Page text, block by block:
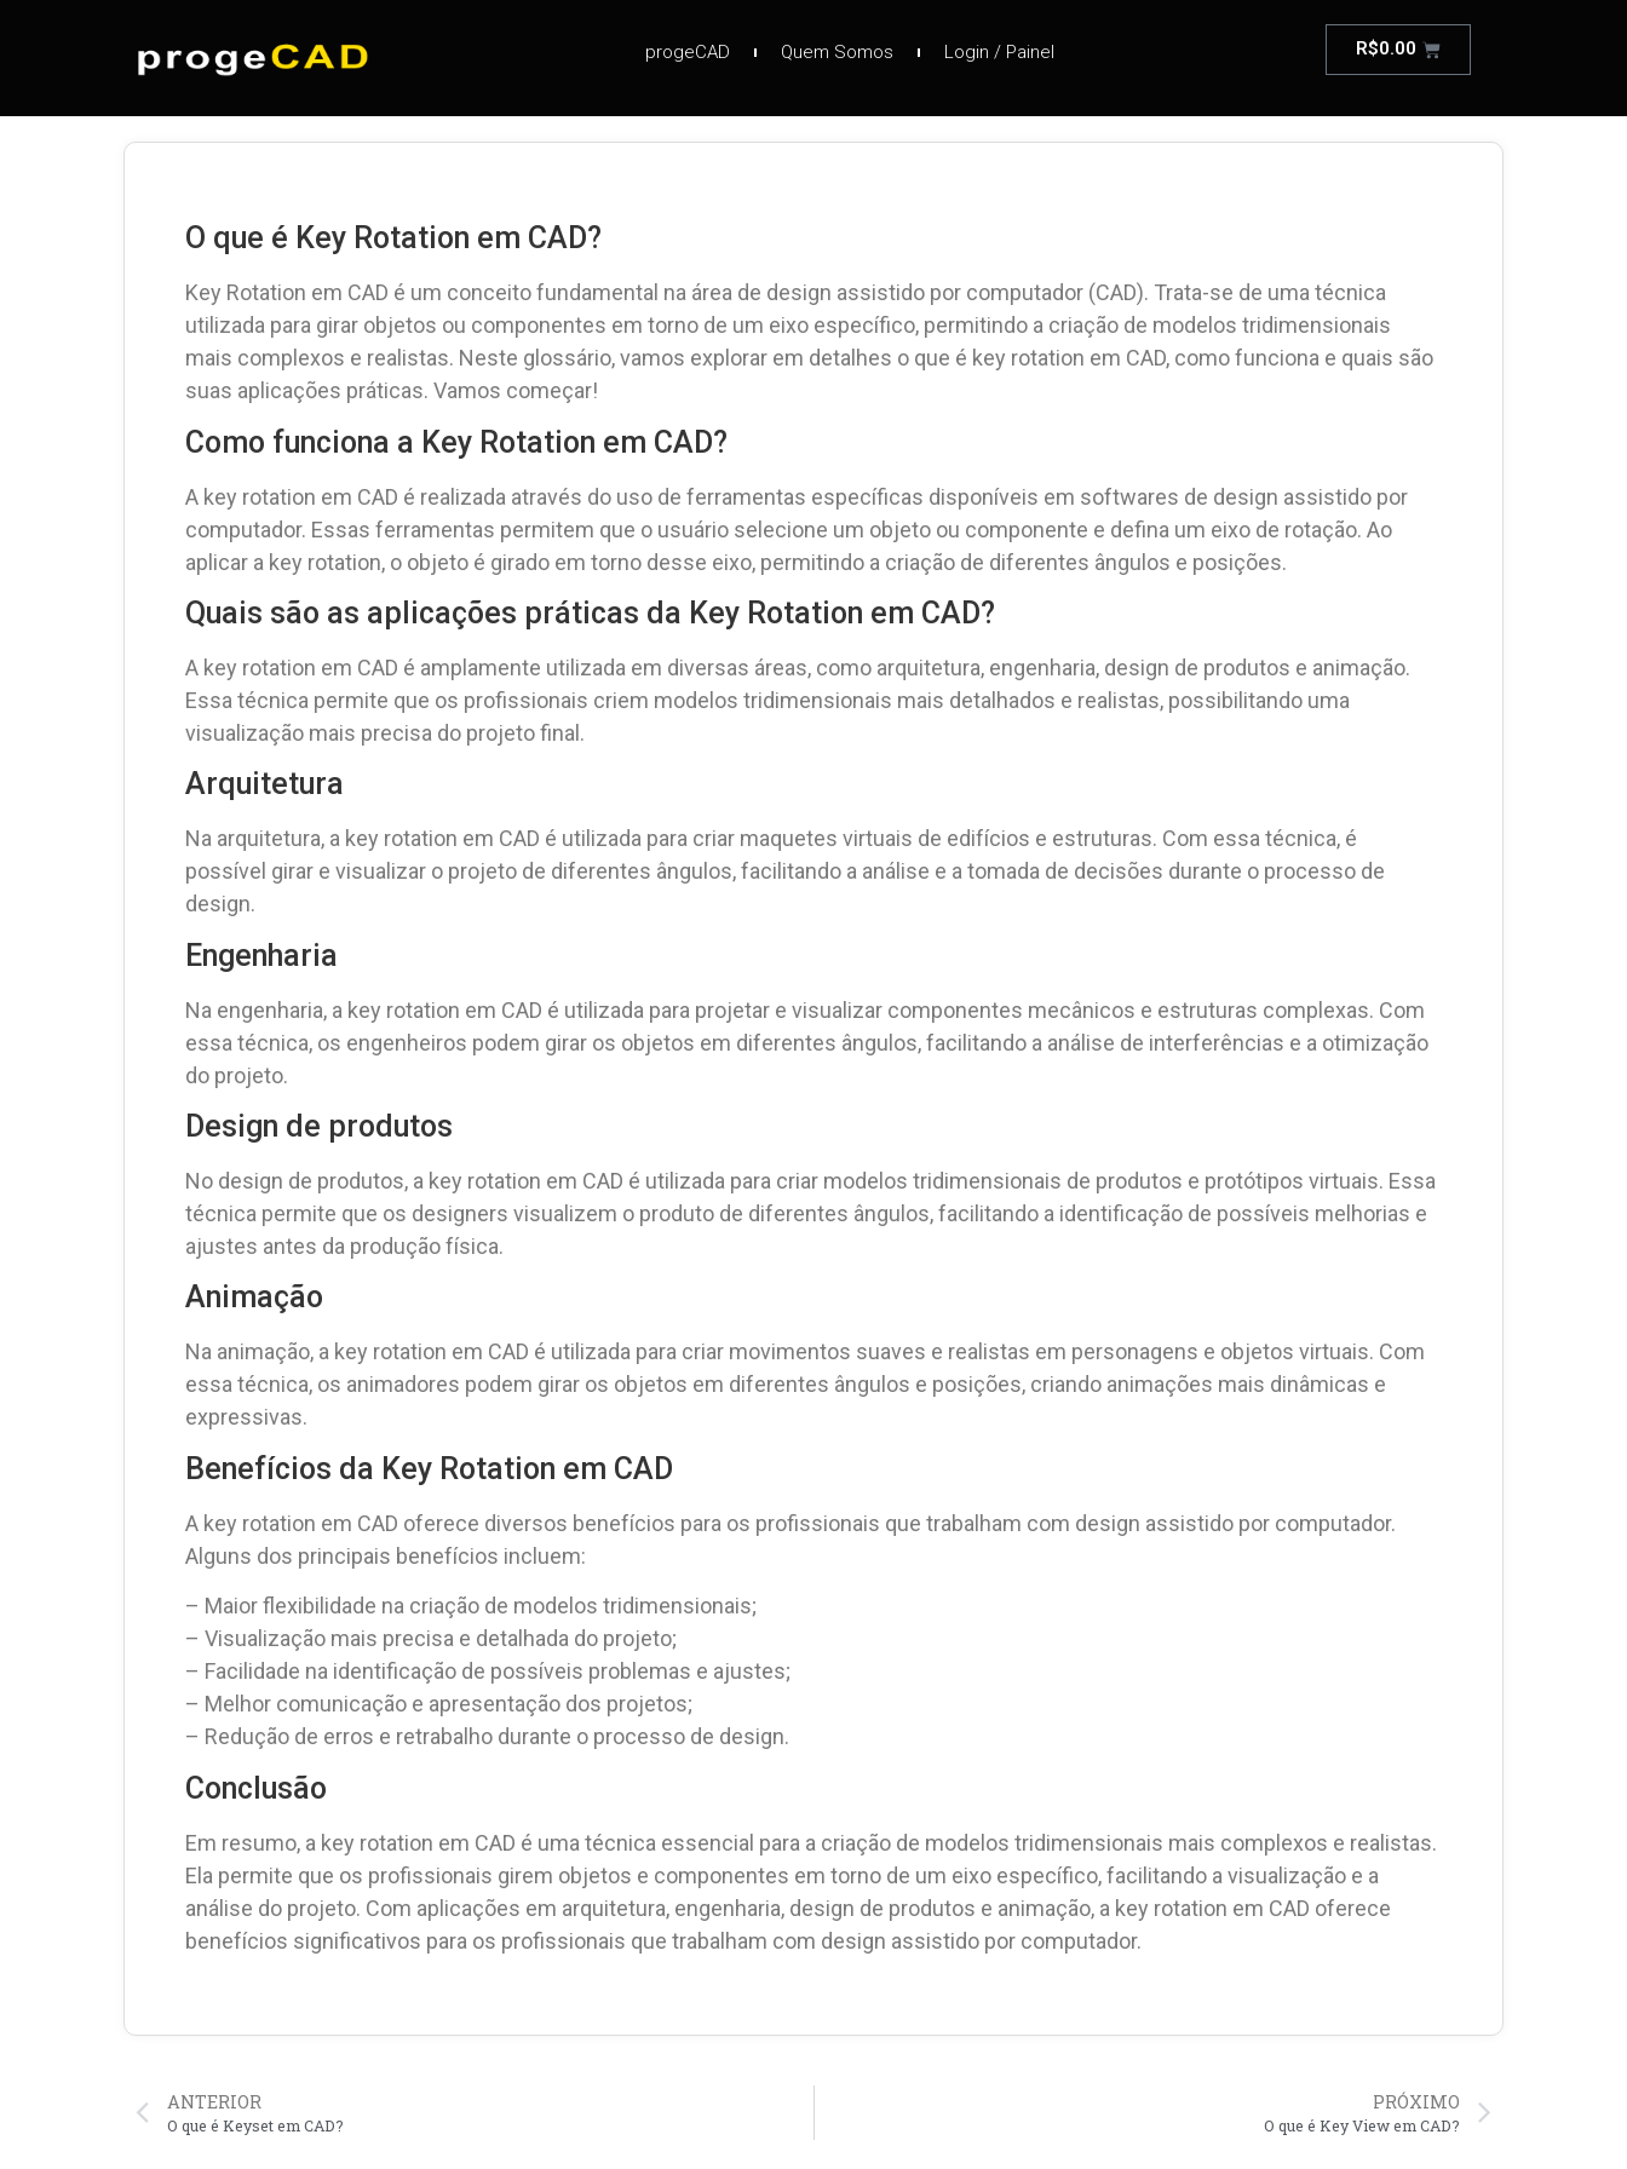
progeCAD Quem Somos Login / Painel R$0.00
O que é Key Rotation em CAD?
Key Rotation em CAD é um conceito fundamental na área de design assistido por computador (CAD). Trata-se de uma técnica
utilizada para girar objetos ou componentes em torno de um eixo específico, permitindo a criação de modelos tridimensionais
mais complexos e realistas. Neste glossário, vamos explorar em detalhes o que é key rotation em CAD, como funciona e quais são
suas aplicações práticas. Vamos começar!
Como funciona a Key Rotation em CAD?
A key rotation em CAD é realizada através do uso de ferramentas específicas disponíveis em softwares de design assistido por
computador. Essas ferramentas permitem que o usuário selecione um objeto ou componente e defina um eixo de rotação. Ao
aplicar a key rotation, o objeto é girado em torno desse eixo, permitindo a criação de diferentes ângulos e posições.
Quais são as aplicações práticas da Key Rotation em CAD?
A key rotation em CAD é amplamente utilizada em diversas áreas, como arquitetura, engenharia, design de produtos e animação.
Essa técnica permite que os profissionais criem modelos tridimensionais mais detalhados e realistas, possibilitando uma
visualização mais precisa do projeto final.
Arquitetura
Na arquitetura, a key rotation em CAD é utilizada para criar maquetes virtuais de edifícios e estruturas. Com essa técnica, é
possível girar e visualizar o projeto de diferentes ângulos, facilitando a análise e a tomada de decisões durante o processo de
design.
Engenharia
Na engenharia, a key rotation em CAD é utilizada para projetar e visualizar componentes mecânicos e estruturas complexas. Com
essa técnica, os engenheiros podem girar os objetos em diferentes ângulos, facilitando a análise de interferências e a otimização
do projeto.
Design de produtos
No design de produtos, a key rotation em CAD é utilizada para criar modelos tridimensionais de produtos e protótipos virtuais. Essa
técnica permite que os designers visualizem o produto de diferentes ângulos, facilitando a identificação de possíveis melhorias e
ajustes antes da produção física.
Animação
Na animação, a key rotation em CAD é utilizada para criar movimentos suaves e realistas em personagens e objetos virtuais. Com
essa técnica, os animadores podem girar os objetos em diferentes ângulos e posições, criando animações mais dinâmicas e
expressivas.
Benefícios da Key Rotation em CAD
A key rotation em CAD oferece diversos benefícios para os profissionais que trabalham com design assistido por computador.
Alguns dos principais benefícios incluem:
– Maior flexibilidade na criação de modelos tridimensionais;
– Visualização mais precisa e detalhada do projeto;
– Facilidade na identificação de possíveis problemas e ajustes;
– Melhor comunicação e apresentação dos projetos;
– Redução de erros e retrabalho durante o processo de design.
Conclusão
Em resumo, a key rotation em CAD é uma técnica essencial para a criação de modelos tridimensionais mais complexos e realistas.
Ela permite que os profissionais girem objetos e componentes em torno de um eixo específico, facilitando a visualização e a
análise do projeto. Com aplicações em arquitetura, engenharia, design de produtos e animação, a key rotation em CAD oferece
benefícios significativos para os profissionais que trabalham com design assistido por computador.
ANTERIOR
O que é Keyset em CAD?
PRÓXIMO
O que é Key View em CAD?